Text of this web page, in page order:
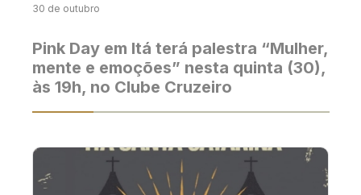
30 de outubro
Pink Day em Itá terá palestra “Mulher,
mente e emoções” nesta quinta (30),
às 19h, no Clube Cruzeiro